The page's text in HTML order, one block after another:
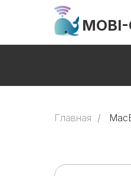
MOBI-
Главная /